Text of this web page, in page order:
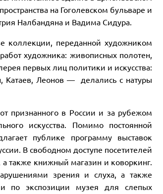
на Гоголевском бульваре и
Налбандяна и Вадима Сидура.
коллекции, переданной художником
художника: живописных полотен,
первых лиц политики и искусства:
Катаев, Леонов — делались с натуры
признанного в России и за рубежом
искусства. Помимо постоянной
публике программу выставок
В свободном доступе посетителей
также книжный магазин и коворкинг.
зрения и слуха, а также
по экспозиции музея для слепых